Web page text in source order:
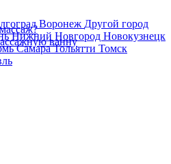
Воронеж Другой город
Нижний Новгород Новокузнецк
СамараТольятти Томск
ванну